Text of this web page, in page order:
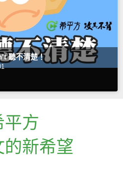
聽不清楚！
平方
的新希望